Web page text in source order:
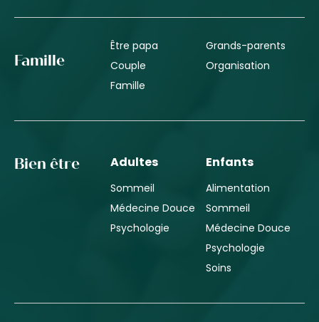
Famille
Être papa
Couple
Famille
Grands-parents
Organisation
Bien être Adultes
Sommeil
Médecine Douce
Psychologie
Enfants
Alimentation
Sommeil
Médecine Douce
Psychologie
Soins